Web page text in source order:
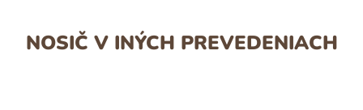
NOSIČ V INÝCH PREVEDENIACH